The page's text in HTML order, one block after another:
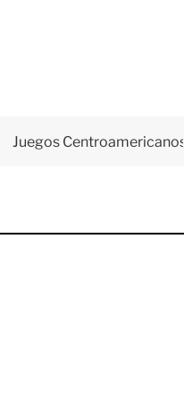
Juegos Centroamericanos